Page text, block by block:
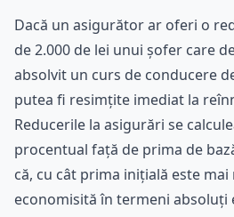
Dacă un asigurător ar oferi o
de 2.000 de lei unui șofer care
absolvit un curs de conducere
putea fi resimțite imediat la
Reducerile la asigurări se
procentual față de prima de
că, cu cât prima inițială este
economisită în termeni absoluți